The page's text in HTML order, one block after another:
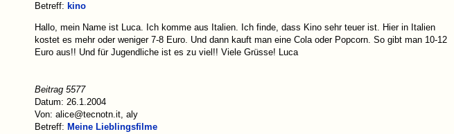
Betreff: kino
Hallo, mein Name ist Luca. Ich komme aus Italien. Ich finde, dass Kino sehr teuer ist. Hier in Italien
kostet es mehr oder weniger 7-8 Euro. Und dann kauft man eine Cola oder Popcorn. So gibt man 10-12
Euro aus!! Und für Jugendliche ist es zu viel!! Viele Grüsse! Luca
Beitrag 5577
Datum: 26.1.2004
Von: alice@tecnotn.it, aly
Betreff: Meine Lieblingsfilme